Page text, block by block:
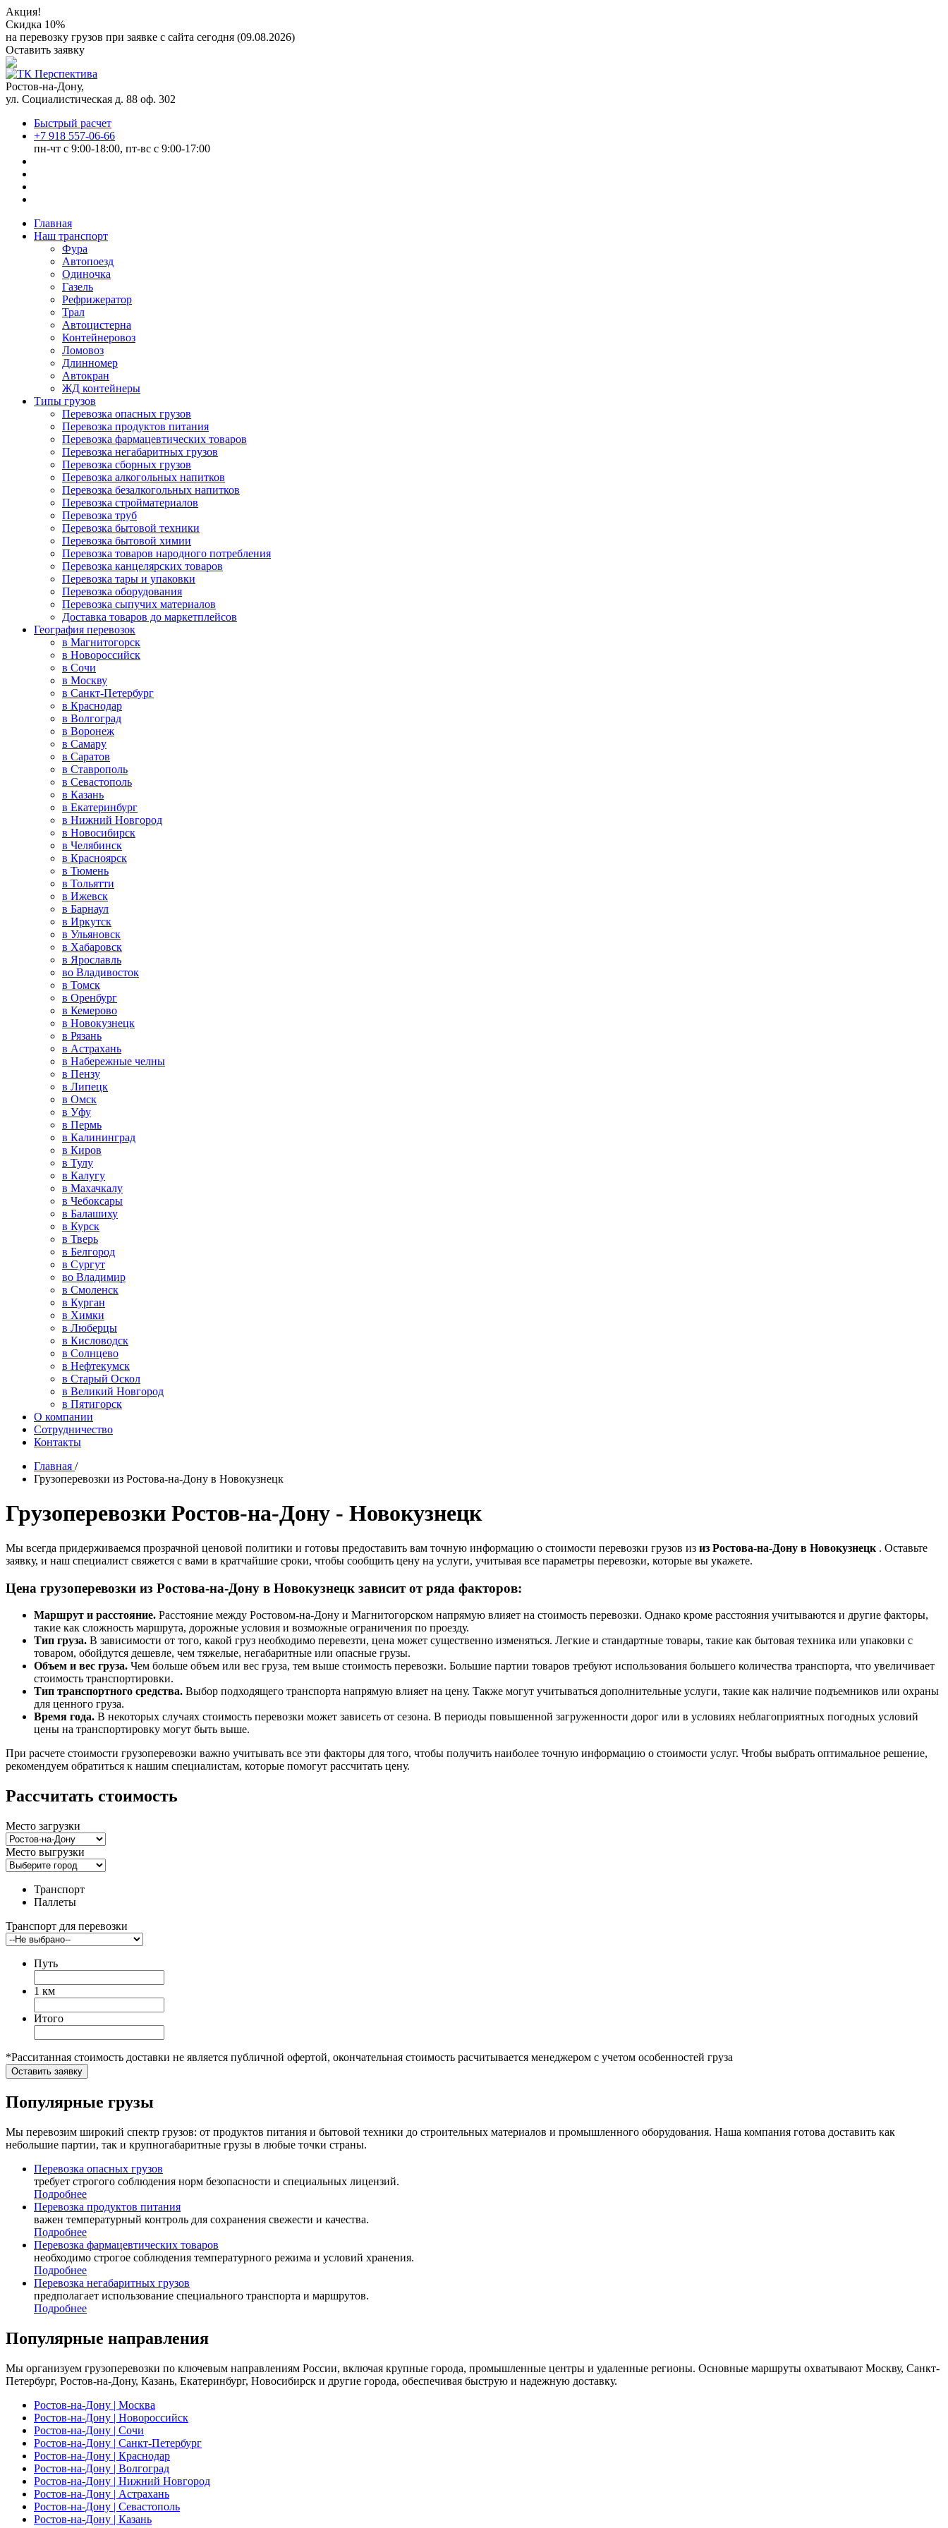
Акция!
Скидка 10%
на перевозку грузов при заявке с сайта сегодня (09.08.2026)
Оставить заявку
Ростов-на-Дону,
ул. Социалистическая д. 88 оф. 302
Быстрый расчет
+7 918 557-06-66
пн-чт с 9:00-18:00, пт-вс с 9:00-17:00
Главная
Наш транспорт
Фура
Автопоезд
Одиночка
Газель
Рефрижератор
Трал
Автоцистерна
Контейнеровоз
Ломовоз
Длинномер
Автокран
ЖД контейнеры
Типы грузов
Перевозка опасных грузов
Перевозка продуктов питания
Перевозка фармацевтических товаров
Перевозка негабаритных грузов
Перевозка сборных грузов
Перевозка алкогольных напитков
Перевозка безалкогольных напитков
Перевозка стройматериалов
Перевозка труб
Перевозка бытовой техники
Перевозка бытовой химии
Перевозка товаров народного потребления
Перевозка канцелярских товаров
Перевозка тары и упаковки
Перевозка оборудования
Перевозка сыпучих материалов
Доставка товаров до маркетплейсов
География перевозок
в Магнитогорск
в Новороссийск
в Сочи
в Москву
в Санкт-Петербург
в Краснодар
в Волгоград
в Воронеж
в Самару
в Саратов
в Ставрополь
в Севастополь
в Казань
в Екатеринбург
в Нижний Новгород
в Новосибирск
в Челябинск
в Красноярск
в Тюмень
в Тольятти
в Ижевск
в Барнаул
в Иркутск
в Ульяновск
в Хабаровск
в Ярославль
во Владивосток
в Томск
в Оренбург
в Кемерово
в Новокузнецк
в Рязань
в Астрахань
в Набережные челны
в Пензу
в Липецк
в Омск
в Уфу
в Пермь
в Калининград
в Киров
в Тулу
в Калугу
в Махачкалу
в Чебоксары
в Балашиху
в Курск
в Тверь
в Белгород
в Сургут
во Владимир
в Смоленск
в Курган
в Химки
в Люберцы
в Кисловодск
в Солнцево
в Нефтекумск
в Старый Оскол
в Великий Новгород
в Пятигорск
О компании
Сотрудничество
Контакты
Главная /
Грузоперевозки из Ростова-на-Дону в Новокузнецк
Грузоперевозки Ростов-на-Дону - Новокузнецк
Мы всегда придерживаемся прозрачной ценовой политики и готовы предоставить вам точную информацию о стоимости перевозки грузов из из Ростова-на-Дону в Новокузнецк . Оставьте
заявку, и наш специалист свяжется с вами в кратчайшие сроки, чтобы сообщить цену на услуги, учитывая все параметры перевозки, которые вы укажете.
Цена грузоперевозки из Ростова-на-Дону в Новокузнецк зависит от ряда факторов:
Маршрут и расстояние. Расстояние между Ростовом-на-Дону и Магнитогорском напрямую влияет на стоимость перевозки. Однако кроме расстояния учитываются и другие факторы,
такие как сложность маршрута, дорожные условия и возможные ограничения по проезду.
Тип груза. В зависимости от того, какой груз необходимо перевезти, цена может существенно изменяться. Легкие и стандартные товары, такие как бытовая техника или упаковки с
товаром, обойдутся дешевле, чем тяжелые, негабаритные или опасные грузы.
Объем и вес груза. Чем больше объем или вес груза, тем выше стоимость перевозки. Большие партии товаров требуют использования большего количества транспорта, что увеличивает
стоимость транспортировки.
Тип транспортного средства​​​​​​​. Выбор подходящего транспорта напрямую влияет на цену. Также могут учитываться дополнительные услуги, такие как наличие подъемников или охраны
для ценного груза.
Время года​​​​​​​. В некоторых случаях стоимость перевозки может зависеть от сезона. В периоды повышенной загруженности дорог или в условиях неблагоприятных погодных условий
цены на транспортировку могут быть выше.
При расчете стоимости грузоперевозки важно учитывать все эти факторы для того, чтобы получить наиболее точную информацию о стоимости услуг. Чтобы выбрать оптимальное решение,
рекомендуем обратиться к нашим специалистам, которые помогут рассчитать цену.
Рассчитать стоимость
Место загрузки
Место выгрузки
Транспорт
Паллеты
Транспорт для перевозки
Путь
1 км
Итого
*Расситанная стоимость доставки не является публичной офертой, окончательная стоимость расчитывается менеджером с учетом особенностей груза
Оставить заявку
Популярные грузы
Мы перевозим широкий спектр грузов: от продуктов питания и бытовой техники до строительных материалов и промышленного оборудования. Наша компания готова доставить как
небольшие партии, так и крупногабаритные грузы в любые точки страны.
Перевозка опасных грузов
требует строгого соблюдения норм безопасности и специальных лицензий.
Подробнее
Перевозка продуктов питания
важен температурный контроль для сохранения свежести и качества.
Подробнее
Перевозка фармацевтических товаров
необходимо строгое соблюдения температурного режима и условий хранения.
Подробнее
Перевозка негабаритных грузов
предполагает использование специального транспорта и маршрутов.
Подробнее
Популярные направления
Мы организуем грузоперевозки по ключевым направлениям России, включая крупные города, промышленные центры и удаленные регионы. Основные маршруты охватывают Москву, Санкт-
Петербург, Ростов-на-Дону, Казань, Екатеринбург, Новосибирск и другие города, обеспечивая быструю и надежную доставку.
Ростов-на-Дону | Москва
Ростов-на-Дону | Новороссийск
Ростов-на-Дону | Сочи
Ростов-на-Дону | Санкт-Петербург
Ростов-на-Дону | Краснодар
Ростов-на-Дону | Волгоград
Ростов-на-Дону | Нижний Новгород
Ростов-на-Дону | Астрахань
Ростов-на-Дону | Севастополь
Ростов-на-Дону | Казань